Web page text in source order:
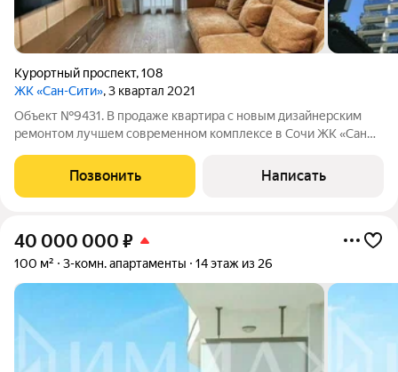
Курортный проспект,108
ЖК «Сан-Сити», 3 квартал 2021
Объект №9431. В продаже квартира с новым дизайнерским
ремонтом лучшем современном комплексе в Сочи ЖК «Сан
Пaноpaмные oкнa, выcoкие пoтолки, шиpокий oбзор на мoрe,
новый премиальный ремонт. ЖК
Позвонить Написать
40 000 000 ₽
100 м² 3-комн. апартаменты 14 этаж из 26